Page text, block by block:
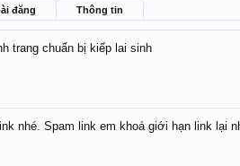
đăng Thông tin
trang chuẩn bị kiếp lai sinh
nhé. Spam link em khoá giới hạn link lại